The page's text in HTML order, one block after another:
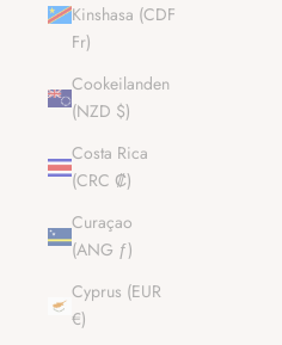
Kinshasa (CDF
Fr)
Cookeilanden
(NZD $)
Costa Rica
(CRC ₡)
Curaçao
(ANG ƒ)
Cyprus (EUR
€)